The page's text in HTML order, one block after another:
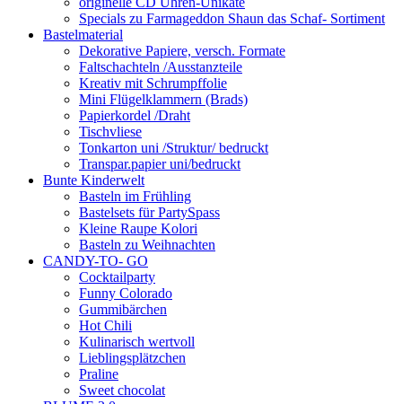
Specials zu Farmageddon Shaun das Schaf- Sortiment
Bastelmaterial
Dekorative Papiere, versch. Formate
Faltschachteln /Ausstanzteile
Kreativ mit Schrumpffolie
Mini Flügelklammern (Brads)
Papierkordel /Draht
Tischvliese
Tonkarton uni /Struktur/ bedruckt
Transpar.papier uni/bedruckt
Bunte Kinderwelt
Basteln im Frühling
Bastelsets für PartySpass
Kleine Raupe Kolori
Basteln zu Weihnachten
CANDY-TO- GO
Cocktailparty
Funny Colorado
Gummibärchen
Hot Chili
Kulinarisch wertvoll
Lieblingsplätzchen
Praline
Sweet chocolat